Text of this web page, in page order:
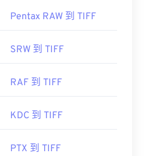
Pentax RAW 到 TIFF
SRW 到 TIFF
RAF 到 TIFF
KDC 到 TIFF
PTX 到 TIFF